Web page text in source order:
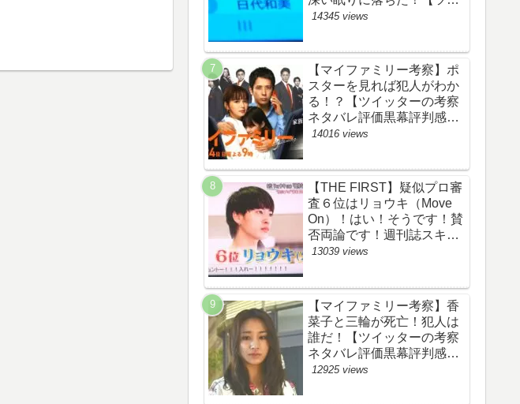
ッターの考察ネタバレ感想
14345 views
【マイファミリー考察】ポ
スターを見れば犯人がわか
る！？【ツイッターの考察
ネタバレ評価黒幕評判感想
批判原作犯人キャスト脚本
14016 views
【THE FIRST】疑似プロ審
査６位はリョウキ（Move
On）！はい！そうです！賛
否両論です！週刊誌スキャ
ンダルの件も尾を引いてま
め・スッキリ・
BE:FIRST・ビーファース
ト】
13039 views
【マイファミリー考察】香
菜子と三輪が死亡！犯人は
誰だ！【ツイッターの考察
ネタバレ評価黒幕評判感想
批判原作犯人キャスト脚本
12925 views